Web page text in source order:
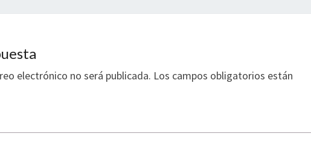
electrónico no será publicada. Los campos obligatorios están